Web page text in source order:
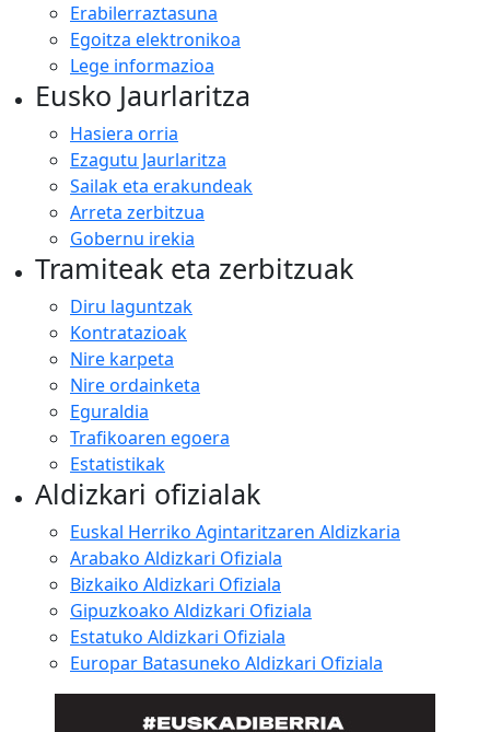
Erabilerraztasuna
Egoitza elektronikoa
Lege informazioa
Eusko Jaurlaritza
Hasiera orria
Ezagutu Jaurlaritza
Sailak eta erakundeak
Arreta zerbitzua
Gobernu irekia
Tramiteak eta zerbitzuak
Diru laguntzak
Kontratazioak
Nire karpeta
Nire ordainketa
Eguraldia
Trafikoaren egoera
Estatistikak
Aldizkari ofizialak
Euskal Herriko Agintaritzaren Aldizkaria
Arabako Aldizkari Ofiziala
Bizkaiko Aldizkari Ofiziala
Gipuzkoako Aldizkari Ofiziala
Estatuko Aldizkari Ofiziala
Europar Batasuneko Aldizkari Ofiziala